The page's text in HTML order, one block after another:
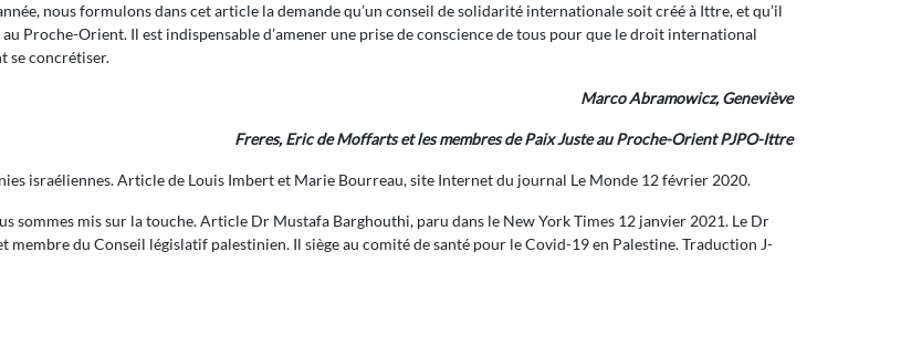
nous formulons dans cet article la demande qu’un conseil de solidarité internationale soit créé à Ittre, et qu’il
Proche-Orient. Il est indispensable d’amener une prise de conscience de tous pour que le droit international
se concrétiser.
Marco Abramowicz, Geneviève
Freres, Eric de Moffarts et les membres de Paix Juste au Proche-Orient PJPO-Ittre
israéliennes. Article de Louis Imbert et Marie Bourreau, site Internet du journal Le Monde 12 février 2020.
sommes mis sur la touche. Article Dr Mustafa Barghouthi, paru dans le New York Times 12 janvier 2021. Le Dr
du Conseil législatif palestinien. Il siège au comité de santé pour le Covid-19 en Palestine. Traduction J-